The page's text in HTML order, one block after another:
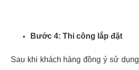
Bước 4: Thi công lắp đặt
Sau khi khách hàng đồng ý sử